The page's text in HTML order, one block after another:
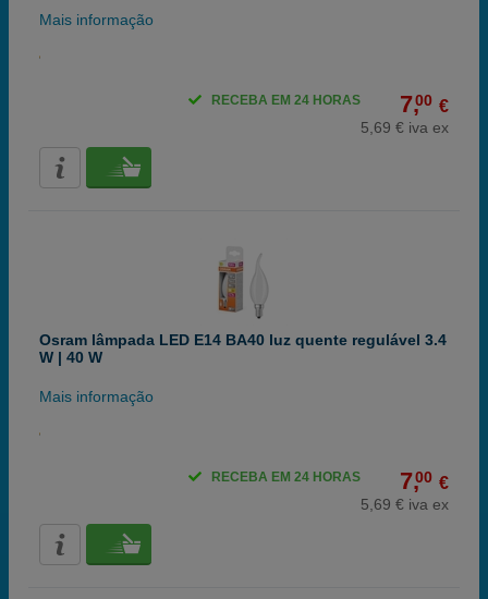
Mais informação
7,00 €
5,69 € iva ex
RECEBA EM 24 HORAS
Osram lâmpada LED E14 BA40 luz quente regulável 3.4
W | 40 W
Mais informação
7,00 €
5,69 € iva ex
RECEBA EM 24 HORAS